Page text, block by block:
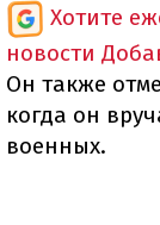
Хотите
новости
Он также
когда он
военных.